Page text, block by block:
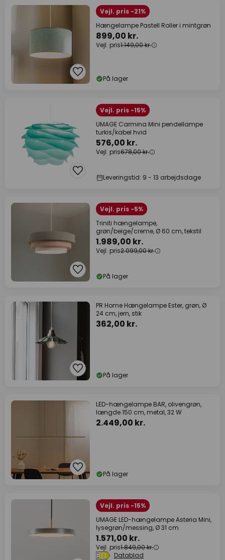
Vejl. pris -21%
Hængelampe Pastell Roller i mintgrøn
899,00 kr.
Vejl. pris1.149,00 kr.
På lager
Vejl. pris -15%
UMAGE Carmina Mini pendellampe
turkis/kabel hvid
576,00 kr.
Vejl. pris678,00 kr.
Leveringstid: 9 - 13 arbejdsdage
Vejl. pris -5%
Triniti hængelampe,
grøn/beige/creme, Ø 60 cm, tekstil
1.989,00 kr.
Vejl. pris2.099,00 kr.
På lager
PR Home Hængelampe Ester, grøn, Ø
24 cm, jern, stik
362,00 kr.
På lager
LED-hængelampe BAR, olivengrøn,
længde 150 cm, metal, 32 W
2.449,00 kr.
På lager
Vejl. pris -15%
UMAGE LED-hængelampe Asteria Mini,
lysegrøn/messing, Ø 31 cm
1.571,00 kr.
Vejl. pris1.849,00 kr.
Datablad